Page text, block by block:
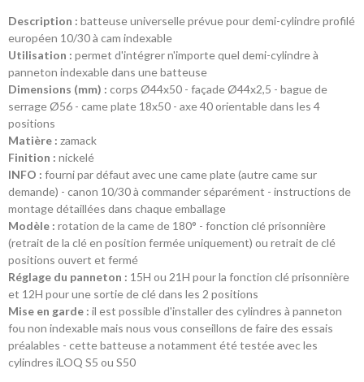
Description : batteuse universelle prévue pour demi-cylindre profilé
européen 10/30 à cam indexable
Utilisation : permet d'intégrer n'importe quel demi-cylindre à
panneton indexable dans une batteuse
Dimensions (mm) : corps Ø44x50 - façade Ø44x2,5 - bague de
serrage Ø56 - came plate 18x50 - axe 40 orientable dans les 4
positions
Matière : zamack
Finition : nickelé
INFO : fourni par défaut avec une came plate (autre came sur
demande) - canon 10/30 à commander séparément - instructions de
montage détaillées dans chaque emballage
Modèle : rotation de la came de 180° - fonction clé prisonnière
(retrait de la clé en position fermée uniquement) ou retrait de clé
positions ouvert et fermé
Réglage du panneton : 15H ou 21H pour la fonction clé prisonnière
et 12H pour une sortie de clé dans les 2 positions
Mise en garde : il est possible d'installer des cylindres à panneton
fou non indexable mais nous vous conseillons de faire des essais
préalables - cette batteuse a notamment été testée avec les
cylindres iLOQ S5 ou S50